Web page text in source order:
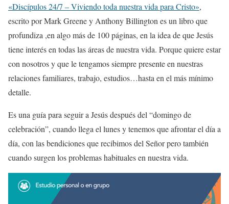
«Discípulos 24/7 – Viviendo toda nuestra vida para Cristo»,
escrito por Mark Greene y Anthony Billington es un libro que
profundiza ,en algo más de 100 páginas, en la idea de que Jesús
tiene interés en todas las áreas de nuestra vida. Porque quiere estar
con nosotros y que le tengamos siempre presente en nuestras
relaciones familiares, trabajo, estudios…hasta en el más mínimo
detalle.
Es una guía para seguir a Jesús después del “domingo de
celebración”, cuando llega el lunes y tenemos que afrontar el día a
día, con las bendiciones que recibimos del Señor pero también
cuando surgen los problemas habituales en nuestra vida.